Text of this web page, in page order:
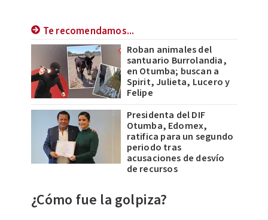
Te recomendamos...
Roban animales del
santuario Burrolandia,
en Otumba; buscan a
Spirit, Julieta, Lucero y
Felipe
Presidenta del DIF
Otumba, Edomex,
ratifica para un segundo
periodo tras
acusaciones de desvío
de recursos
¿Cómo fue la golpiza?